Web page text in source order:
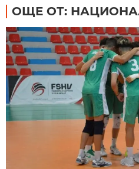
ОЩЕ ОТ: